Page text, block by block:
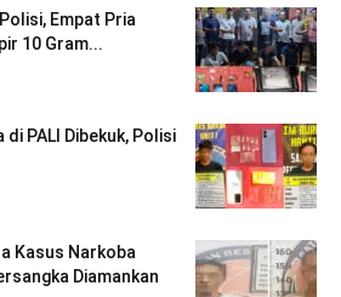
Empat Pria
10 Gram...
PALI Dibekuk, Polisi
Kasus Narkoba
Diamankan